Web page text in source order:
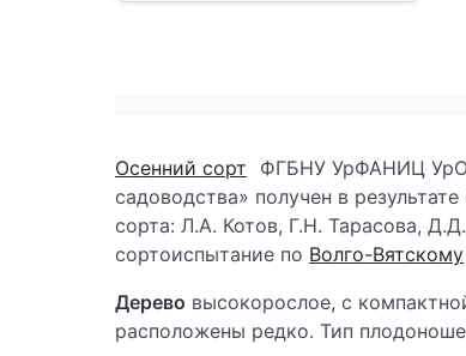
Осенний сорт
ФГБНУ УрФАНИЦ УрО
садоводства» получен в
сорта: Л.А. Котов, Г.Н. Тарасова,
сортоиспытание по Волго-Вятскому
Дерево высокорослое, с
расположены редко. Тип